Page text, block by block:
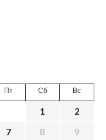
Пт Сб Вс
1
2
7 8
9